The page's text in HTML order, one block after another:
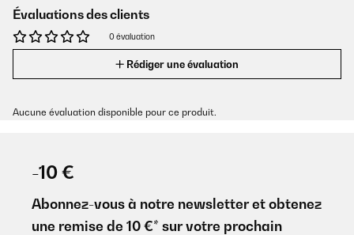
Évaluations des clients
0 évaluation
Rédiger une évaluation
Aucune évaluation disponible pour ce produit.
-10 €
Abonnez-vous à notre newsletter et obtenez
une remise de 10 €* sur votre prochain